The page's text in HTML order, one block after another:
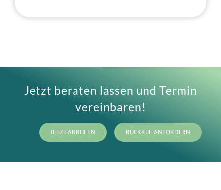
Jetzt beraten lassen und Termin
vereinbaren!
JETZT ANRUFEN RÜCKRUF ANFORDERN